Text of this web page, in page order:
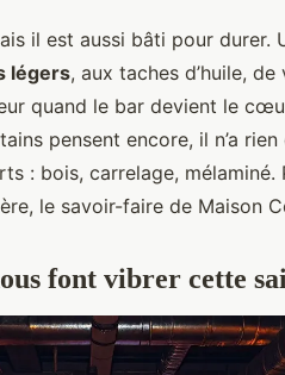
il est aussi bâti pour durer.
légers, aux taches d’huile,
quand le bar devient le
pensent encore, il n’a rien
: bois, carrelage,
le savoir-faire de Maison
font vibrer cette